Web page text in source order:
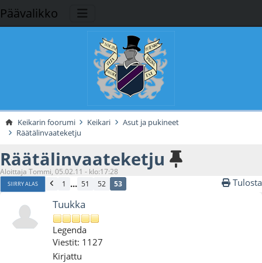
Päävalikko
Keikarin foorumi Keikari
Asut ja pukineet
Räätälinvaateketju
Räätälinvaateketju
Aloittaja Tommi, 05.02.11 - klo:17:28
SIIRRY ALAS 1 ... 51 52 53 Tulosta
Tuukka
Legenda
Viestit: 1127
Kirjattu